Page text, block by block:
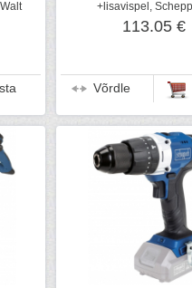
+lisavispel,
113.05 €
Võrdle